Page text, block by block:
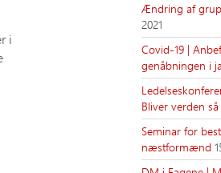
i
Ændring af
2021
Covid-19 |
genåbningen i
Bliver verden
Seminar for
næstformænd